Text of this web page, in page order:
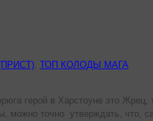
, ТОП КОЛОДЫ МАГА
герой в Харстоуне это Жрец,
можно точно утверждать, что,